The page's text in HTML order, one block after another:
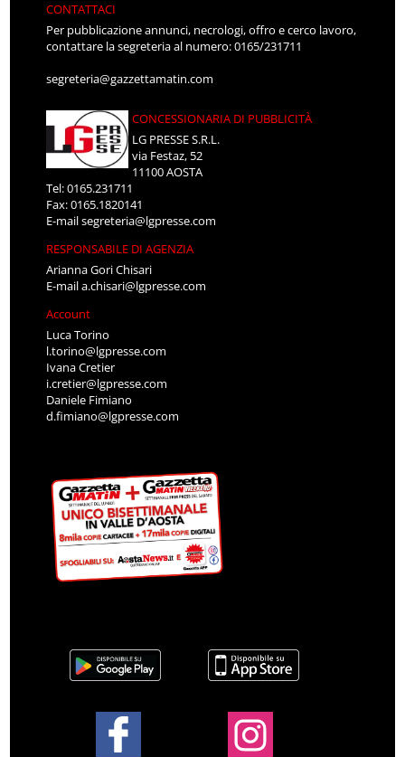
CONTATTACI
Per pubblicazione annunci, necrologi, offro e cerco lavoro,
contattare la segreteria al numero: 0165/231711
segreteria@gazzettamatin.com
CONCESSIONARIA DI PUBBLICITÀ
LG PRESSE S.R.L.
via Festaz, 52
11100 AOSTA
Tel: 0165.231711
Fax: 0165.1820141
E-mailsegreteria@lgpresse.com
RESPONSABILE DI AGENZIA
Arianna Gori Chisari
E-maila.chisari@lgpresse.com
Account
Luca Torino
l.torino@lgpresse.com
Ivana Cretier
i.cretier@lgpresse.com
Daniele Fimiano
d.fimiano@lgpresse.com